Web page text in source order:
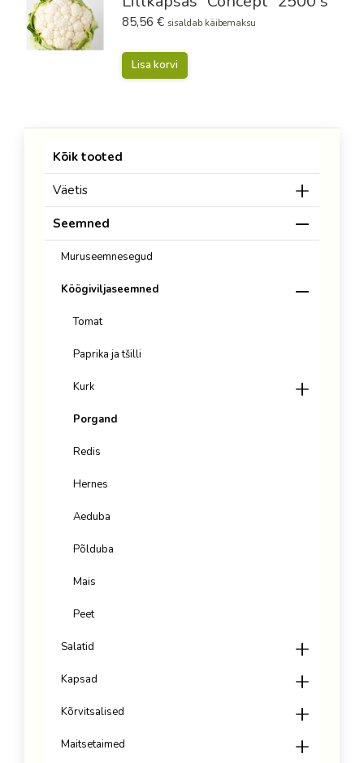
85,56 € sisaldab käibemaksu
Lisa korvi
Kõik tooted
Väetis
Seemned
Muruseemnesegud
Köögiviljaseemned
Tomat
Paprika ja tšilli
Kurk
Porgand
Redis
Hernes
Aeduba
Põlduba
Mais
Peet
Salatid
Kapsad
Kõrvitsalised
Maitsetaimed